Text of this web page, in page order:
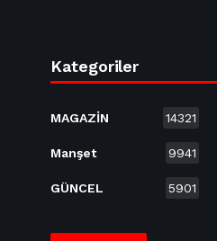
Kategoriler
MAGAZİN 14321
Manşet 9941
GÜNCEL 5901